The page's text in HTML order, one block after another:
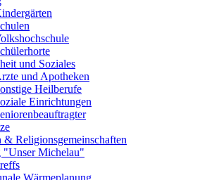
und Soziales
und Apotheken
Heilberufe
Einrichtungen
& Religionsgemeinschaften
"Unser Michelau"
Wärmeplanung